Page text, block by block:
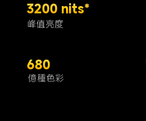
3200 nits*
峰值亮度
680
億種色彩